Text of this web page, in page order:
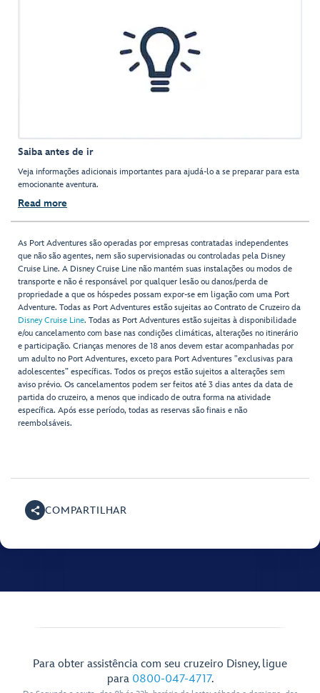
Saiba antes de ir
Veja informações adicionais importantes para ajudá-lo a se preparar para esta
emocionante aventura.
Read more
As Port Adventures são operadas por empresas contratadas independentes
que não são agentes, nem são supervisionadas ou controladas pela Disney
Cruise Line. A Disney Cruise Line não mantém suas instalações ou modos de
transporte e não é responsável por qualquer lesão ou danos/perda de
propriedade a que os hóspedes possam expor-se em ligação com uma Port
Adventure. Todas as Port Adventures estão sujeitas ao Contrato de Cruzeiro da
Disney Cruise Line. Todas as Port Adventures estão sujeitas à disponibilidade
e/ou cancelamento com base nas condições climáticas, alterações no itinerário
e participação. Crianças menores de 18 anos devem estar acompanhadas por
um adulto no Port Adventures, exceto para Port Adventures "exclusivas para
adolescentes” específicas. Todos os preços estão sujeitos a alterações sem
aviso prévio. Os cancelamentos podem ser feitos até 3 dias antes da data de
partida do cruzeiro, a menos que indicado de outra forma na atividade
específica. Após esse período, todas as reservas são finais e não
reembolsáveis.
COMPARTILHAR
Para obter assistência com seu cruzeiro Disney, ligue
para 0800-047-4717.